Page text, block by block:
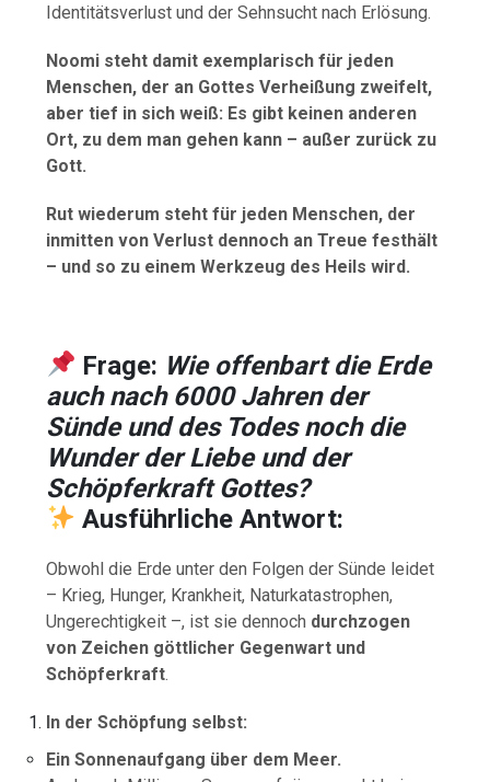
Identitätsverlust und der Sehnsucht nach Erlösung.
Noomi steht damit exemplarisch für jeden
Menschen, der an Gottes Verheißung zweifelt,
aber tief in sich weiß: Es gibt keinen anderen
Ort, zu dem man gehen kann – außer zurück zu
Gott.
Rut wiederum steht für jeden Menschen, der
inmitten von Verlust dennoch an Treue festhält
– und so zu einem Werkzeug des Heils wird.
Frage: Wie offenbart die Erde
auch nach 6000 Jahren der
Sünde und des Todes noch die
Wunder der Liebe und der
Schöpferkraft Gottes?
Ausführliche Antwort:
Obwohl die Erde unter den Folgen der Sünde leidet
– Krieg, Hunger, Krankheit, Naturkatastrophen,
Ungerechtigkeit –, ist sie dennoch durchzogen
von Zeichen göttlicher Gegenwart und
Schöpferkraft.
In der Schöpfung selbst:
Ein Sonnenaufgang über dem Meer.